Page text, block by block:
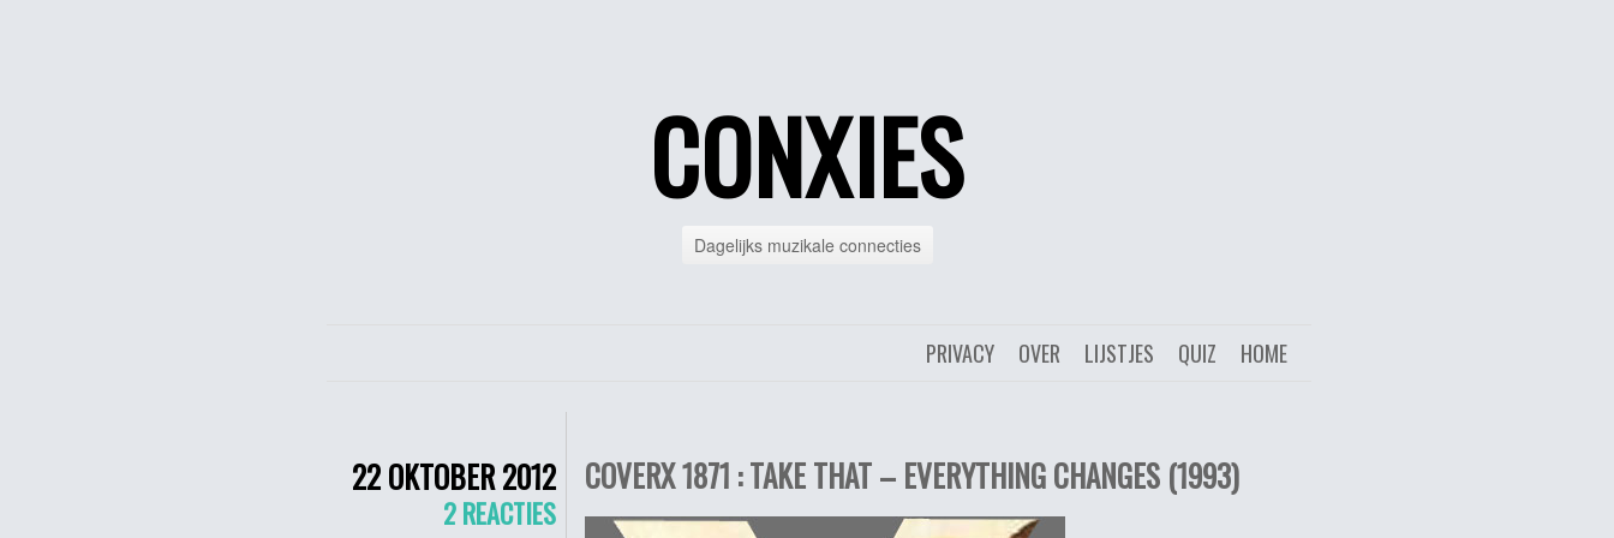
CONXIES
Dagelijks muzikale connecties
HOME
QUIZ
LIJSTJES
OVER
PRIVACY
22 OKTOBER 2012
2 REACTIES
COVERX 1871 : TAKE THAT – EVERYTHING CHANGES (1993)